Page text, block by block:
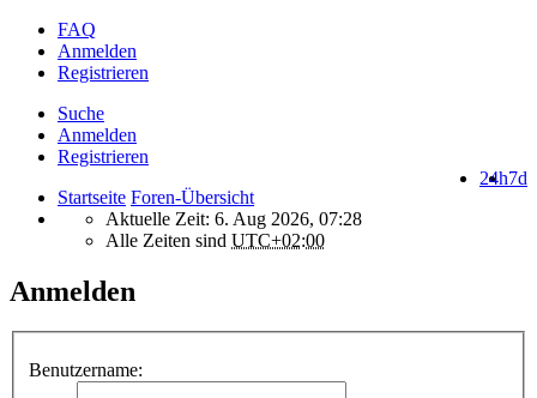
FAQ
Anmelden
Registrieren
Suche
Anmelden
Registrieren
7d
24h
Startseite Foren-Übersicht
Aktuelle Zeit: 6. Aug 2026, 07:28
Alle Zeiten sind UTC+02:00
Anmelden
Benutzername: